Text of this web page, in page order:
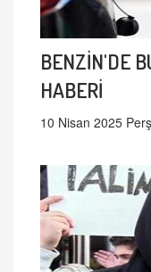
BENZİN'DE
HABERİ
10 Nisan 2025